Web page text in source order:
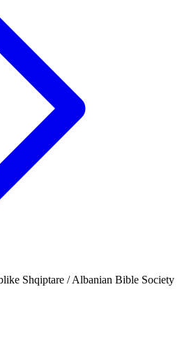
Shqiptare / Albanian Bible Society